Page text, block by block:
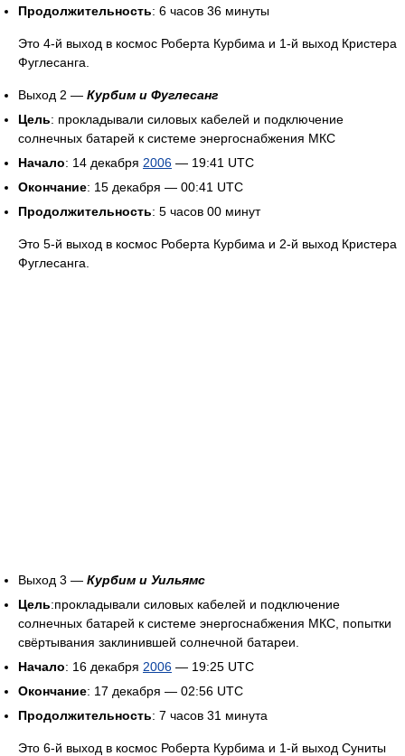
Продолжительность: 6 часов 36 минуты
Это 4-й выход в космос Роберта Курбима и 1-й выход Кристера
Фуглесанга.
Выход 2 — Курбим и Фуглесанг
Цель: прокладывали силовых кабелей и подключение
солнечных батарей к системе энергоснабжения МКС
Начало: 14 декабря 2006 — 19:41 UTC
Окончание: 15 декабря — 00:41 UTC
Продолжительность: 5 часов 00 минут
Это 5-й выход в космос Роберта Курбима и 2-й выход Кристера
Фуглесанга.
Выход 3 — Курбим и Уильямс
Цель:прокладывали силовых кабелей и подключение
солнечных батарей к системе энергоснабжения МКС, попытки
свёртывания заклинившей солнечной батареи.
Начало: 16 декабря 2006 — 19:25 UTC
Окончание: 17 декабря — 02:56 UTC
Продолжительность: 7 часов 31 минута
Это 6-й выход в космос Роберта Курбима и 1-й выход Суниты